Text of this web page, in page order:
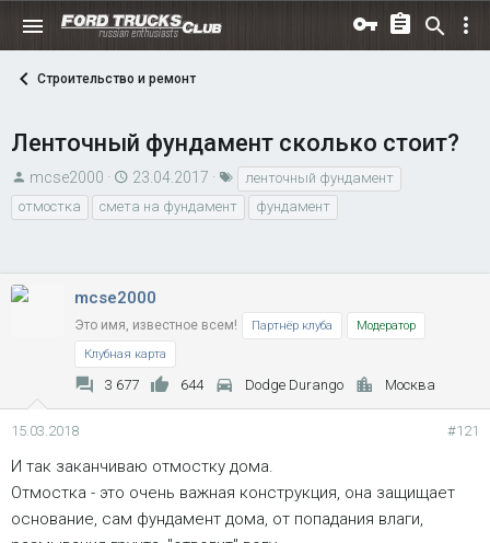
Строительство и ремонт
Ленточный фундамент сколько стоит?
А
в
т
р
mcse2000
Д
а
т
н
а
ч
а
л
а
23.04.2017
е
г
ленточный фундамент
отмостка
смета на фундамент фундамент
mcse2000
Это имя, известное всем! Партнёр клуба
Модератор
Клубная карта
3 677 644 Dodge Durango Москва
15.03.2018 #121
И так заканчиваю отмостку дома.
Отмостка - это очень важная конструкция, она защищает
основание, сам фундамент дома, от попадания влаги,